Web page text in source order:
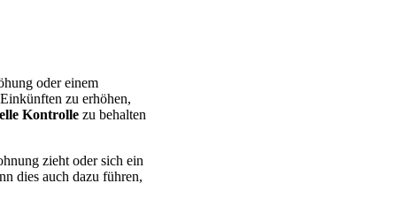
oder einem
zu erhöhen,
Kontrolle zu behalten
zieht oder sich ein
dies auch dazu führen,